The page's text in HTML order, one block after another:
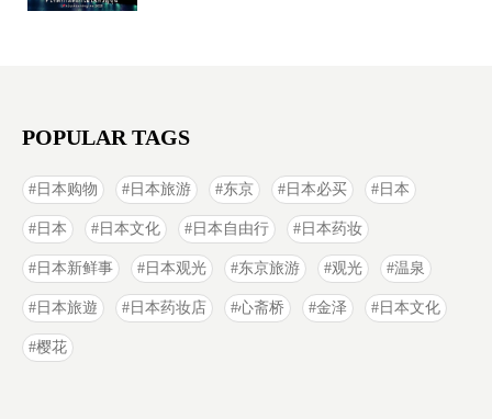
POPULAR TAGS
日本购物 日本旅游 东京 日本必买 日本
日本 日本文化 日本自由行 日本药妆
日本新鲜事 日本观光 东京旅游 观光 温泉
日本旅遊 日本药妆店 心斋桥 金泽 日本文化
樱花